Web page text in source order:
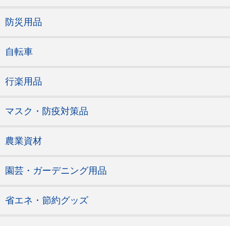
防災用品
自転車
行楽用品
マスク・防疫対策品
農業資材
園芸・ガーデニング用品
省エネ・節約グッズ